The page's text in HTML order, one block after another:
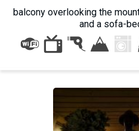
balcony overlooking the
and a sofa-
Join
Gudauri
Apartments